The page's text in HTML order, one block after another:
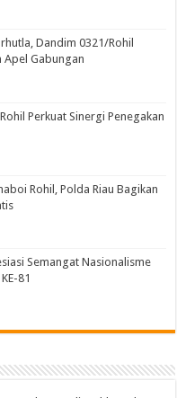
Dandim 0321/Rohil
Apel Gabungan
Perkuat Sinergi Penegakan
Rohil, Polda Riau Bagikan
Semangat Nasionalisme
81